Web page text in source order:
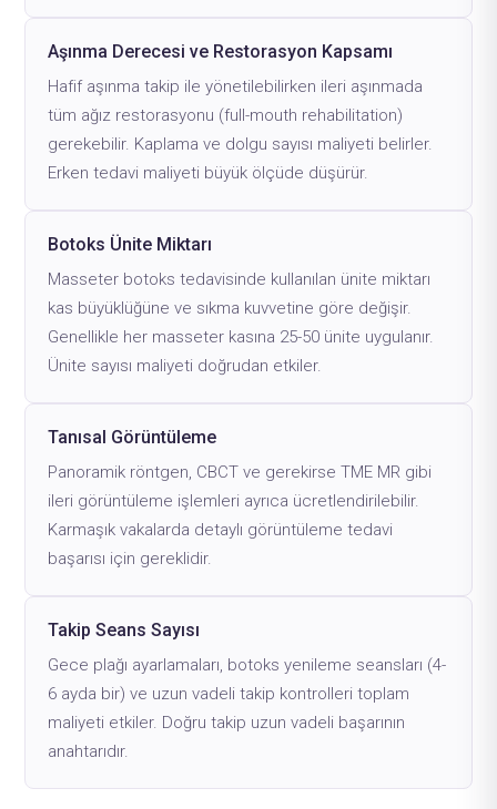
Aşınma Derecesi ve Restorasyon Kapsamı
Hafif aşınma takip ile yönetilebilirken ileri aşınmada
tüm ağız restorasyonu (full-mouth rehabilitation)
gerekebilir. Kaplama ve dolgu sayısı maliyeti belirler.
Erken tedavi maliyeti büyük ölçüde düşürür.
Botoks Ünite Miktarı
Masseter botoks tedavisinde kullanılan ünite miktarı
kas büyüklüğüne ve sıkma kuvvetine göre değişir.
Genellikle her masseter kasına 25-50 ünite uygulanır.
Ünite sayısı maliyeti doğrudan etkiler.
Tanısal Görüntüleme
Panoramik röntgen, CBCT ve gerekirse TME MR gibi
ileri görüntüleme işlemleri ayrıca ücretlendirilebilir.
Karmaşık vakalarda detaylı görüntüleme tedavi
başarısı için gereklidir.
Takip Seans Sayısı
Gece plağı ayarlamaları, botoks yenileme seansları (4-
6 ayda bir) ve uzun vadeli takip kontrolleri toplam
maliyeti etkiler. Doğru takip uzun vadeli başarının
anahtarıdır.